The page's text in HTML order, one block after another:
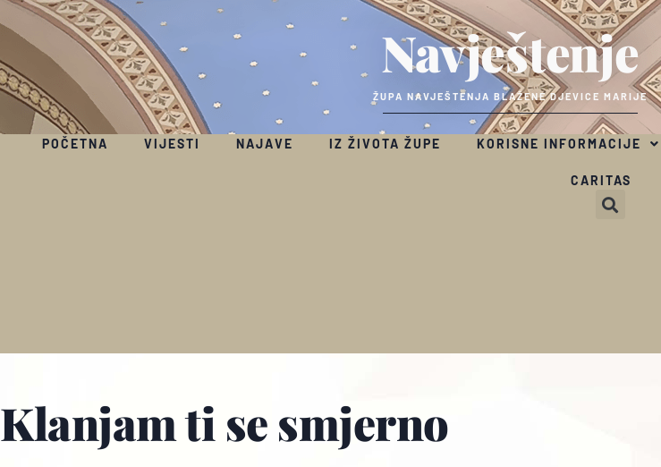
Navještenje
ŽUPA NAVJEŠTENJA BLAŽENE DJEVICE MARIJE
POČETNA VIJESTI NAJAVE IZ ŽIVOTA ŽUPE KORISNE INFORMACIJE
CARITAS
Klanjam ti se smjerno